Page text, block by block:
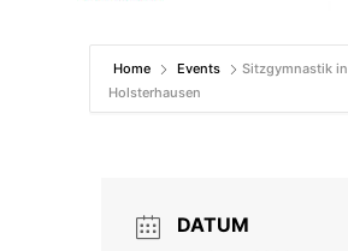
Home Events
Sitzgymnastik in
Holsterhausen
DATUM